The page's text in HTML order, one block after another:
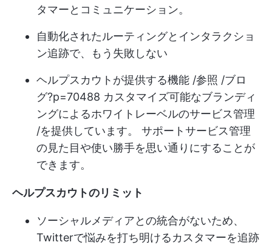
タマーとコミュニケーション。
自動化されたルーティングとインタラクショ
ン追跡で、もう失敗しない
ヘルプスカウトが提供する機能 /参照 /ブロ
グ?p=70488 カスタマイズ可能なブランディ
ングによるホワイトレーベルのサービス管理
/を提供しています。 サポートサービス管理
の見た目や使い勝手を思い通りにすることが
できます。
ヘルプスカウトのリミット
ソーシャルメディアとの統合がないため、
Twitterで悩みを打ち明けるカスタマーを追跡